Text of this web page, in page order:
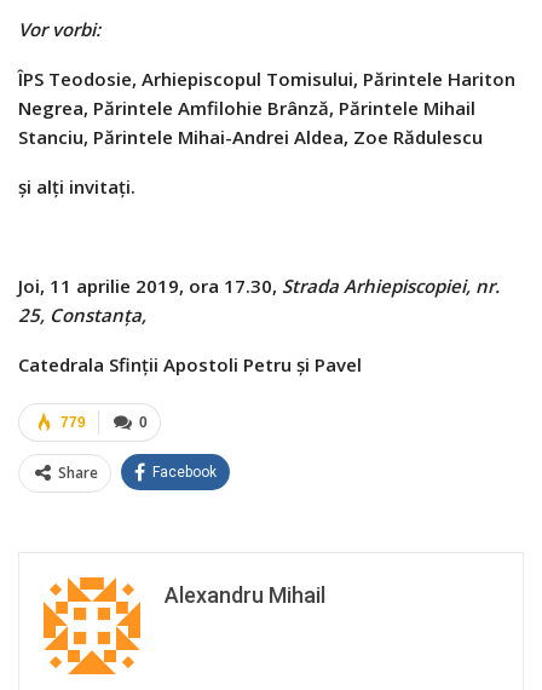
Vor vorbi:
ÎPS Teodosie, Arhiepiscopul Tomisului, Părintele Hariton
Negrea, Părintele Amfilohie Brânză, Părintele Mihail
Stanciu, Părintele Mihai-Andrei Aldea, Zoe Rădulescu
şi alţi invitaţi.
Joi, 11 aprilie 2019, ora 17.30, Strada Arhiepiscopiei, nr.
25, Constanța,
Catedrala Sfinții Apostoli Petru și Pavel
0
779
Share Facebook
Alexandru Mihail